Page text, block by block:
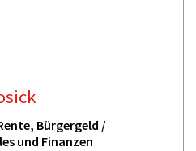
Bürgergeld /
und Finanzen